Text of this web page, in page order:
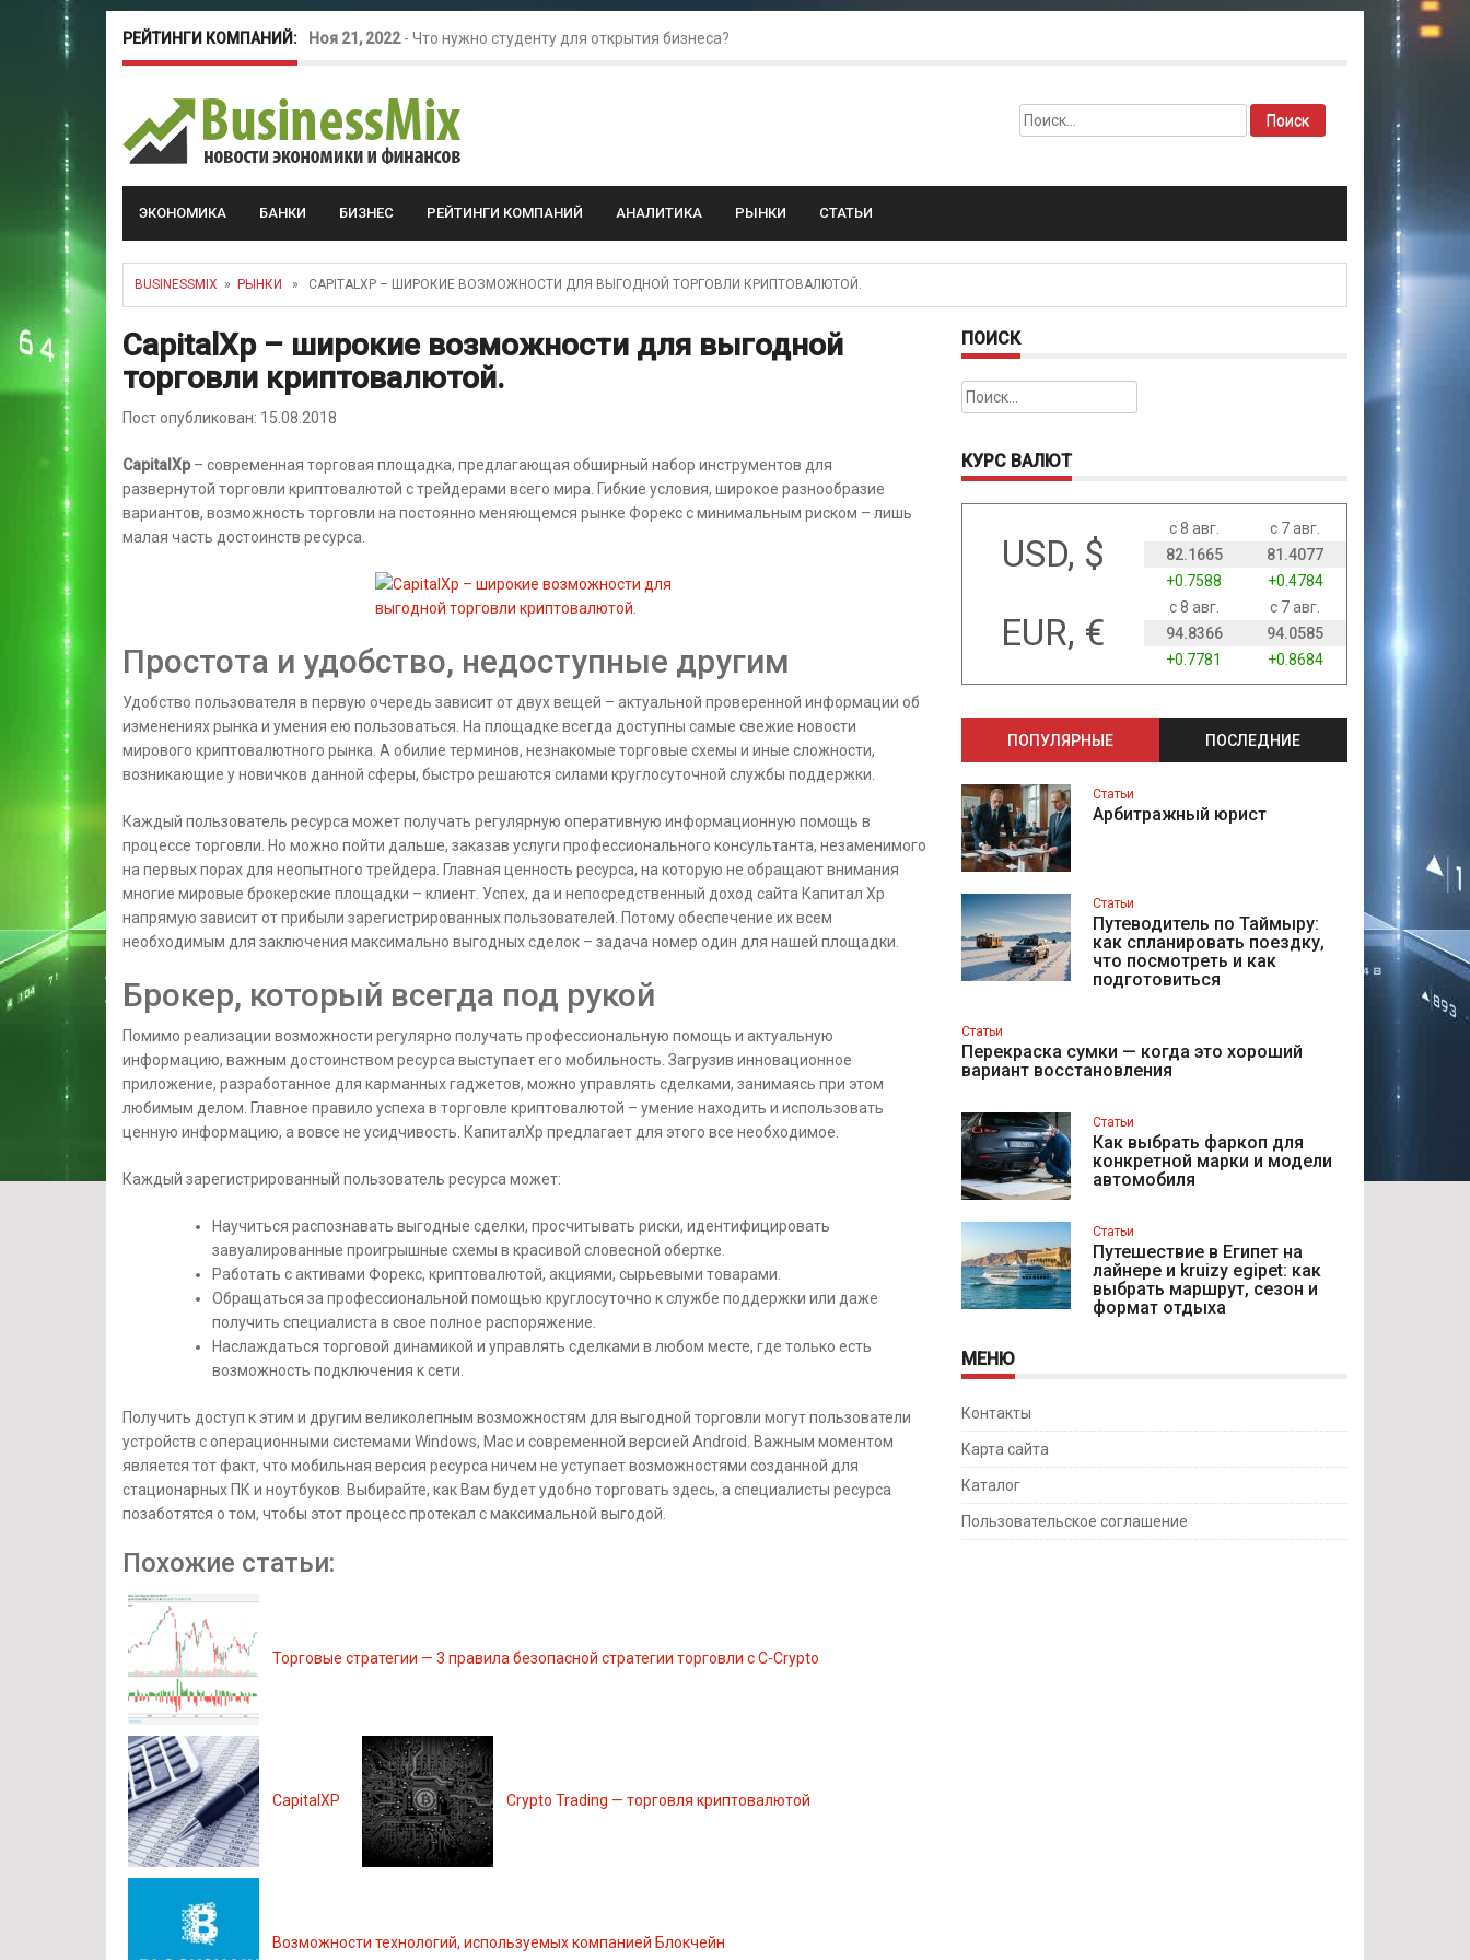
РЕЙТИНГИ КОМПАНИЙ: Ноя 21, 2022- Что нужно студенту для открытия бизнеса?
Май 16, 2022-Курсовые колебания: как защитить свой бизнес?
Найти:
ЭКОНОМИКА БАНКИ БИЗНЕС РЕЙТИНГИ КОМПАНИЙ АНАЛИТИКА РЫНКИ СТАТЬИ
BUSINESSMIX » РЫНКИ » CAPITALXP – ШИРОКИЕ ВОЗМОЖНОСТИ ДЛЯ ВЫГОДНОЙ ТОРГОВЛИ КРИПТОВАЛЮТОЙ.
CapitalXp – широкие возможности для выгодной
торговли криптовалютой.
Пост опубликован: 15.08.2018
CapitalXp– современная торговая площадка, предлагающая обширный набор инструментов для
развернутой торговли криптовалютой с трейдерами всего мира. Гибкие условия, широкое разнообразие
вариантов, возможность торговли на постоянно меняющемся рынке Форекс с минимальным риском – лишь
малая часть достоинств ресурса.
Простота и удобство, недоступные другим
Удобство пользователя в первую очередь зависит от двух вещей – актуальной проверенной информации об
изменениях рынка и умения ею пользоваться. На площадке всегда доступны самые свежие новости
мирового криптовалютного рынка. А обилие терминов, незнакомые торговые схемы и иные сложности,
возникающие у новичков данной сферы, быстро решаются силами круглосуточной службы поддержки.
Каждый пользователь ресурса может получать регулярную оперативную информационную помощь в
процессе торговли. Но можно пойти дальше, заказав услуги профессионального консультанта, незаменимого
на первых порах для неопытного трейдера. Главная ценность ресурса, на которую не обращают внимания
многие мировые брокерские площадки – клиент. Успех, да и непосредственный доход сайта Капитал Хр
напрямую зависит от прибыли зарегистрированных пользователей. Потому обеспечение их всем
необходимым для заключения максимально выгодных сделок – задача номер один для нашей площадки.
Брокер, который всегда под рукой
Помимо реализации возможности регулярно получать профессиональную помощь и актуальную
информацию, важным достоинством ресурса выступает его мобильность. Загрузив инновационное
приложение, разработанное для карманных гаджетов, можно управлять сделками, занимаясь при этом
любимым делом. Главное правило успеха в торговле криптовалютой – умение находить и использовать
ценную информацию, а вовсе не усидчивость. КапиталХр предлагает для этого все необходимое.
Каждый зарегистрированный пользователь ресурса может:
Научиться распознавать выгодные сделки, просчитывать риски, идентифицировать
завуалированные проигрышные схемы в красивой словесной обертке.
Работать с активами Форекс, криптовалютой, акциями, сырьевыми товарами.
Обращаться за профессиональной помощью круглосуточно к службе поддержки или даже
получить специалиста в свое полное распоряжение.
Наслаждаться торговой динамикой и управлять сделками в любом месте, где только есть
возможность подключения к сети.
Получить доступ к этим и другим великолепным возможностям для выгодной торговли могут пользователи
устройств с операционными системами Windows, Mac и современной версией Android. Важным моментом
является тот факт, что мобильная версия ресурса ничем не уступает возможностями созданной для
стационарных ПК и ноутбуков. Выбирайте, как Вам будет удобно торговать здесь, а специалисты ресурса
позаботятся о том, чтобы этот процесс протекал с максимальной выгодой.
Похожие статьи:
Торговые стратегии — 3 правила безопасной стратегии торговли с C-Crypto
CapitalXP Crypto Trading — торговля криптовалютой
Возможности технологий, используемых компанией Блокчейн
ПОИСК
Найти:
КУРС ВАЛЮТ
USD, $
с 8 авг.
с 7 авг.
82.1665
81.4077
+0.7588
+0.4784
EUR, €
с 8 авг.
с 7 авг.
94.8366
94.0585
+0.7781
+0.8684
ПОПУЛЯРНЫЕ ПОСЛЕДНИЕ
Статьи
Арбитражный юрист
Статьи
Путеводитель по Таймыру:
как спланировать поездку,
что посмотреть и как
подготовиться
Статьи
Перекраска сумки — когда это хороший
вариант восстановления
Статьи
Как выбрать фаркоп для
конкретной марки и модели
автомобиля
Статьи
Путешествие в Египет на
лайнере и kruizy egipet: как
выбрать маршрут, сезон и
формат отдыха
МЕНЮ
Контакты
Карта сайта
Каталог
Пользовательское соглашение